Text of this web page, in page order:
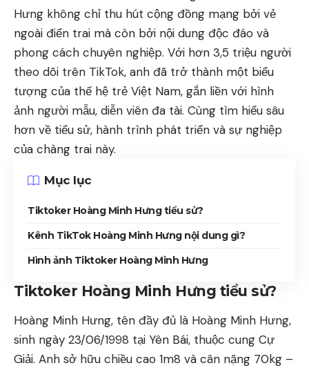
Hưng không chỉ thu hút cộng đồng mạng bởi vẻ
ngoài điển trai mà còn bởi nội dung độc đáo và
phong cách chuyên nghiệp. Với hơn 3,5 triệu người
theo dõi trên TikTok, anh đã trở thành một biểu
tượng của thế hệ trẻ Việt Nam, gắn liền với hình
ảnh người mẫu, diễn viên đa tài. Cùng tìm hiểu sâu
hơn về tiểu sử, hành trình phát triển và sự nghiệp
của chàng trai này.
Mục lục
Tiktoker Hoàng Minh Hưng tiểu sử?
Kênh TikTok Hoàng Minh Hưng nội dung gì?
Hình ảnh Tiktoker Hoàng Minh Hưng
Tiktoker Hoàng Minh Hưng tiểu sử?
Hoàng Minh Hưng, tên đầy đủ là Hoàng Minh Hưng,
sinh ngày 23/06/1998 tại Yên Bái, thuộc cung Cự
Giải. Anh sở hữu chiều cao 1m8 và cân nặng 70kg –